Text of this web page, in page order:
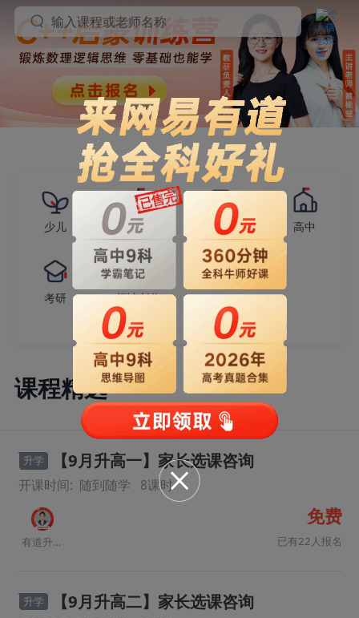
输入课程或老师名称
少儿 小学 初中 高中
考研 阅读创作
课程精选
升学 【9月升高一】家长选课咨询
开课时间: 随到随学 8课时
有道升学规划师
免费
已有22人报名
升学 【9月升高二】家长选课咨询